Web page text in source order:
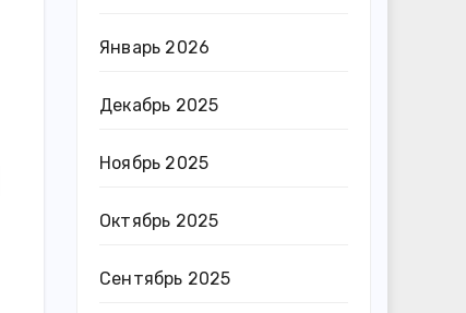
Январь 2026
Декабрь 2025
Ноябрь 2025
Октябрь 2025
Сентябрь 2025